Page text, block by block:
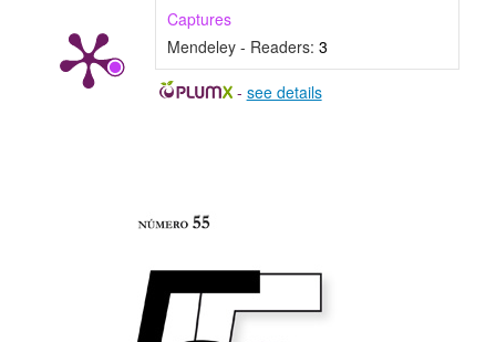
Captures
Mendeley - Readers: 3
- see details